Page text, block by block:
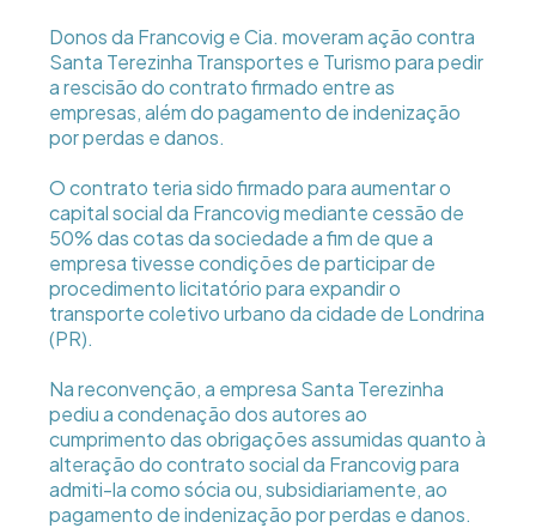
Donos da Francovig e Cia. moveram ação contra
Santa Terezinha Transportes e Turismo para pedir
a rescisão do contrato firmado entre as
empresas, além do pagamento de indenização
por perdas e danos.
O contrato teria sido firmado para aumentar o
capital social da Francovig mediante cessão de
50% das cotas da sociedade a fim de que a
empresa tivesse condições de participar de
procedimento licitatório para expandir o
transporte coletivo urbano da cidade de Londrina
(PR).
Na reconvenção, a empresa Santa Terezinha
pediu a condenação dos autores ao
cumprimento das obrigações assumidas quanto à
alteração do contrato social da Francovig para
admiti-la como sócia ou, subsidiariamente, ao
pagamento de indenização por perdas e danos.